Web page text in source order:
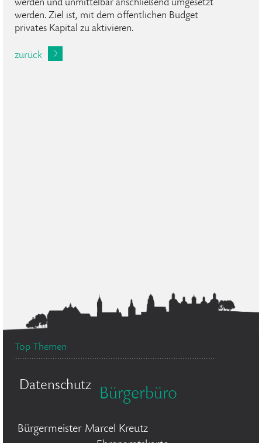
werden und unmittelbar anschließend umgesetzt
werden. Ziel ist, mit dem öffentlichen Budget
privates Kapital zu aktivieren.
zurück
Top Themen
Datenschutz
Bürgerbüro
Bürgermeister Marcel Kreutz